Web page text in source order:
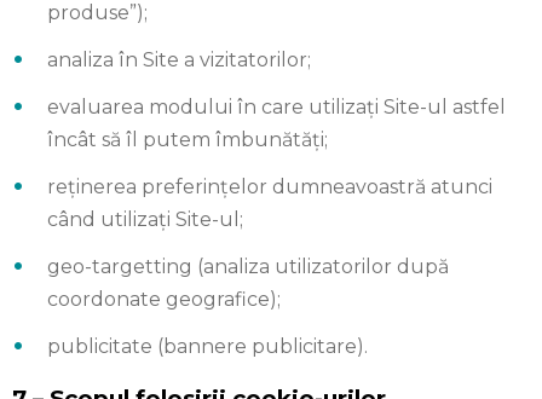
produse”);
analiza în Site a vizitatorilor;
evaluarea modului în care utilizați Site-ul astfel
încât să îl putem îmbunătăți;
reținerea preferințelor dumneavoastră atunci
când utilizați Site-ul;
geo-targetting (analiza utilizatorilor după
coordonate geografice);
publicitate (bannere publicitare).